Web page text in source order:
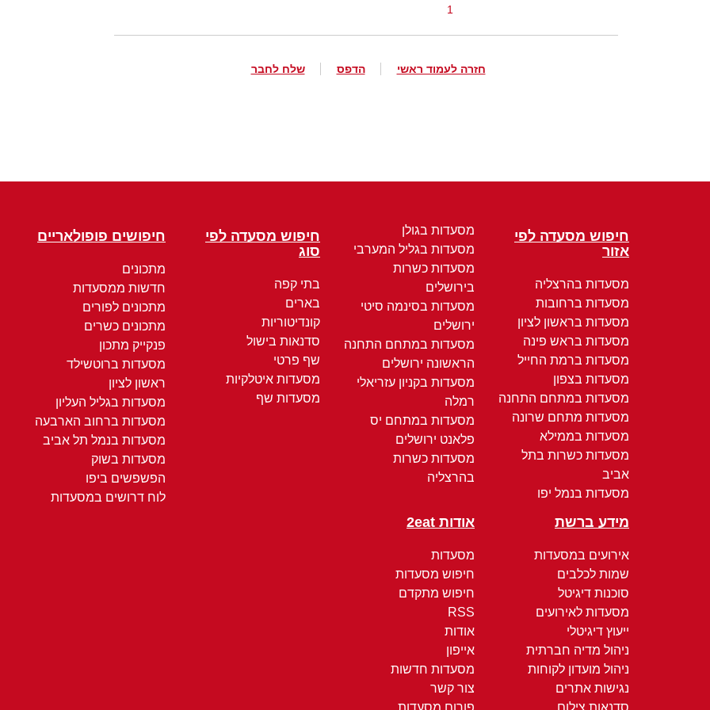
1
חזרה לעמוד ראשי הדפס שלח לחבר
חיפוש מסעדה לפי
אזור
מסעדות בהרצליה
מסעדות ברחובות
מסעדות בראשון לציון
מסעדות בראש פינה
מסעדות ברמת החייל
מסעדות בצפון
מסעדות במתחם התחנה
מסעדות מתחם שרונה
מסעדות בממילא
מסעדות כשרות בתל
אביב
מסעדות בנמל יפו
מסעדות בגולן
מסעדות בגליל המערבי
מסעדות כשרות
בירושלים
מסעדות בסינמה סיטי
ירושלים
מסעדות במתחם התחנה
הראשונה ירושלים
מסעדות בקניון עזריאלי
רמלה
מסעדות במתחם יס
פלאנט ירושלים
מסעדות כשרות
בהרצליה
חיפוש מסעדה לפי
סוג
בתי קפה
בארים
קונדיטוריות
סדנאות בישול
שף פרטי
מסעדות איטלקיות
מסעדות שף
חיפושים פופולאריים
מתכונים
חדשות ממסעדות
מתכונים לפורים
מתכונים כשרים
פנקייק מתכון
מסעדות ברוטשילד
ראשון לציון
מסעדות בגליל העליון
מסעדות ברחוב הארבעה
מסעדות בנמל תל אביב
מסעדות בשוק
הפשפשים ביפו
לוח דרושים במסעדות
מידע ברשת
אירועים במסעדות
שמות לכלבים
סוכנות דיגיטל
מסעדות לאירועים
ייעוץ דיגיטלי
ניהול מדיה חברתית
ניהול מועדון לקוחות
נגישות אתרים
סדנאות צילום
אודות 2eat
מסעדות
חיפוש מסעדות
חיפוש מתקדם
RSS
אודות
אייפון
מסעדות חדשות
צור קשר
פורום מסעדות